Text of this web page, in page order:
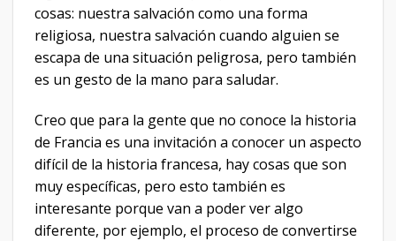
cosas: nuestra salvación como una forma
religiosa, nuestra salvación cuando alguien se
escapa de una situación peligrosa, pero también
es un gesto de la mano para saludar.
Creo que para la gente que no conoce la historia
de Francia es una invitación a conocer un aspecto
difícil de la historia francesa, hay cosas que son
muy específicas, pero esto también es
interesante porque van a poder ver algo
diferente, por ejemplo, el proceso de convertirse